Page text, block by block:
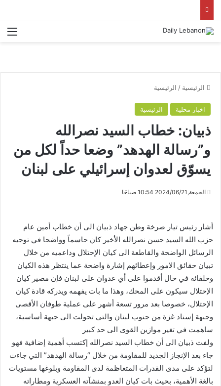
الرئيسية / الرئيسية
اخبار محلية الرئيسية
ذبيان: خطاب السيد نصرالله
و”رسالة الهدهد” وضعا حداً لكل من
يسوّق لعدوان إسرائيلي على لبنان
الجمعة,2024/06/21 10:54 صباحًا
أشار رئيس تيار صرخة وطن جهاد ذبيان الى أن خطاب أمين عام
حزب الله السيد حسن نصرالله الأخير كان حاسماً وواضحا في توجيه
الرسائل الواضحة والقاطعة الى كيان الإحتلال وداعميه من خلال
تبيان حقائق الامور وإعطائهم إشارة واضحة عما ينتظر هذه الكيان
وحلفائه في حال أقدموا على أي عدوان على لبنان فإن مصير كيان
الإحتلال سيكون على المحك، وهذا ما بات يفهمه ويدركه قادة كيان
الإحتلال، خصوصا بعد مرور تسعة أشهر على عملية طوفان الأقصى
وجبهة إسناد غزة من جنوب لبنان والتي تحولت الى جبهة أساسية،
ساهمت في تغير موازين القوى الى حد كبير
ولفت ذبيان الى أن خطاب السيد نصرالله إكتسب أهمية إضافية فهو
جاء بعد الإنجاز الجديد للمقاومة من خلال “رسالة الهدهد” التي جاءت
لتؤكد على مدى القدرات المتعاظمة لدى المقاومة وبلوغها مستويات
بالغة الأهمية، بحيث بات كيان العدو بمنشآته العسكرية ومطاراته